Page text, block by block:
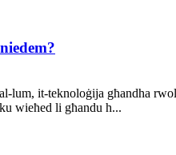
lum, it-teknoloġija għandha
wieħed li għandu h...